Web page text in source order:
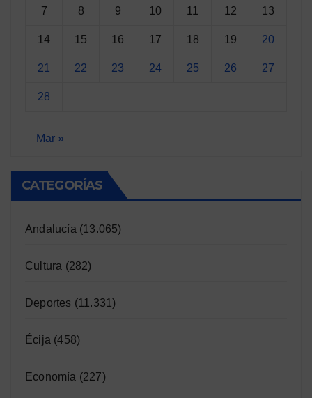
7 8 9 10 11 12 13
14 15 16 17 18 19 20
21 22 23 24 25 26 27
28
Mar »
CATEGORÍAS
Andalucía(13.065)
Cultura (282)
Deportes (11.331)
Écija (458)
Economía (227)